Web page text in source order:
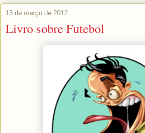
13 de março de 2012
Livro sobre Futebol